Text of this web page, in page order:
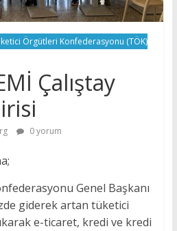
Örgütleri Konfederasyonu (TÖK)
Çalıştay
0 yorum
Genel Başkanı
giderek artan tüketici
e-ticaret, kredi ve kredi